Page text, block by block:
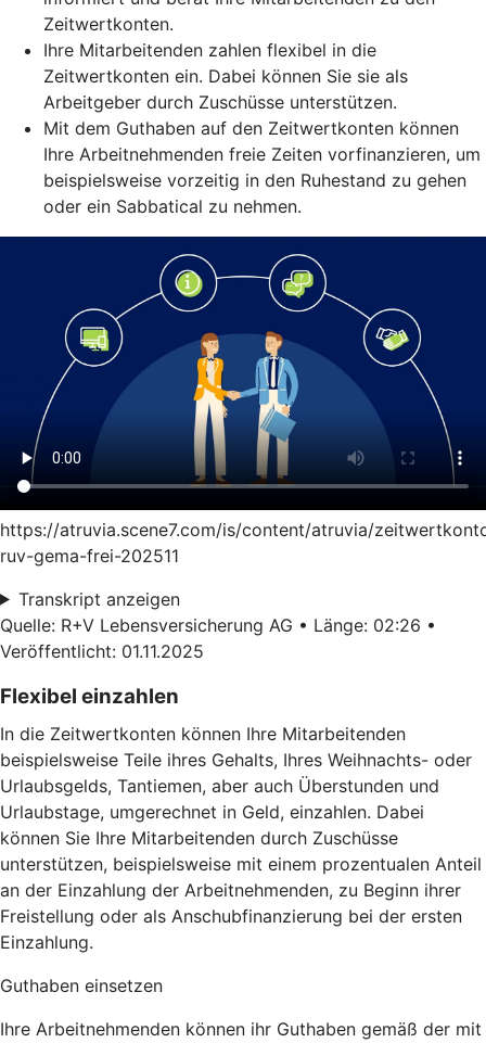
Zeitwertkonten.
Ihre Mitarbeitenden zahlen flexibel in die
Zeitwertkonten ein. Dabei können Sie sie als
Arbeitgeber durch Zuschüsse unterstützen.
Mit dem Guthaben auf den Zeitwertkonten können
Ihre Arbeitnehmenden freie Zeiten vorfinanzieren, um
beispielsweise vorzeitig in den Ruhestand zu gehen
oder ein Sabbatical zu nehmen.
https://atruvia.scene7.com/is/content/atruvia/
ruv-gema-frei-202511
Transkript anzeigen
Quelle: R+V Lebensversicherung AG • Länge: 02:26 •
Veröffentlicht: 01.11.2025
Flexibel einzahlen
In die Zeitwertkonten können Ihre Mitarbeitenden
beispielsweise Teile ihres Gehalts, Ihres Weihnachts- oder
Urlaubsgelds, Tantiemen, aber auch Überstunden und
Urlaubstage, umgerechnet in Geld, einzahlen. Dabei
können Sie Ihre Mitarbeitenden durch Zuschüsse
unterstützen, beispielsweise mit einem prozentualen Anteil
an der Einzahlung der Arbeitnehmenden, zu Beginn ihrer
Freistellung oder als Anschubfinanzierung bei der ersten
Einzahlung.
Guthaben einsetzen
Ihre Arbeitnehmenden können ihr Guthaben gemäß der mit